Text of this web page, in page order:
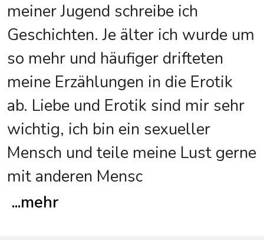
meiner Jugend schreibe ich
Geschichten. Je älter ich wurde um
so mehr und häufiger drifteten
meine Erzählungen in die Erotik
ab. Liebe und Erotik sind mir sehr
wichtig, ich bin ein sexueller
Mensch und teile meine Lust gerne
mit anderen Mensc
...mehr